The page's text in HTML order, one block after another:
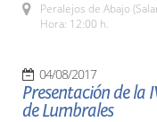
Peralejos de Abajo
Hora: 12:00 h.
04/08/2017
Presentación de la
de Lumbrales